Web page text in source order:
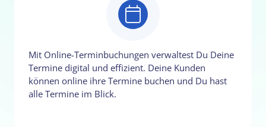
Mit Online-Terminbuchungen verwaltest Du Deine
Termine digital und effizient. Deine Kunden
können online ihre Termine buchen und Du hast
alle Termine im Blick.